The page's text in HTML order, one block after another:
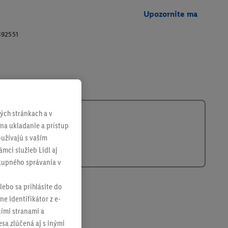
Upozornite ma
stránkach a v
ukladanie a prístup
s vaším
služieb Lidl aj
správania v
sa prihlásite do
identifikátor z e-
stranami a
zlúčená aj s inými